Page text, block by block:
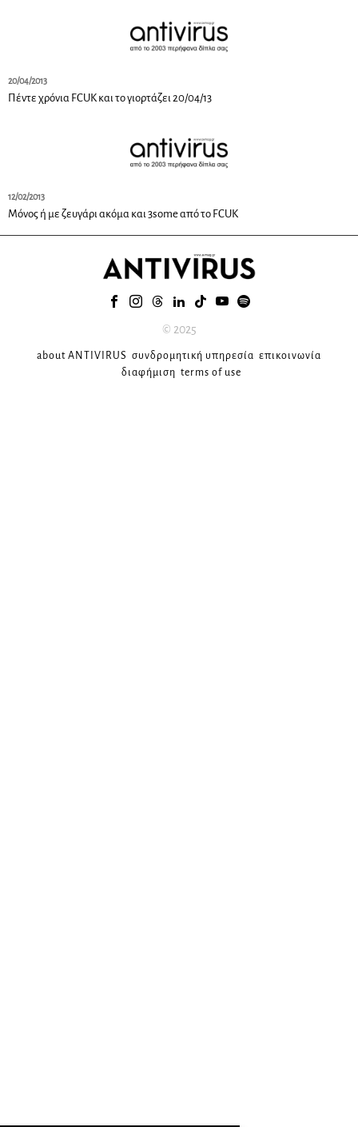
20/04/2013
Πέντε χρόνια FCUK και το γιορτάζει 20/04/13
12/02/2013
Μόνος ή με ζευγάρι ακόμα και 3some από το FCUK
© 2025
about ANTIVIRUS συνδρομητική υπηρεσία επικοινωνία
διαφήμιση terms of use